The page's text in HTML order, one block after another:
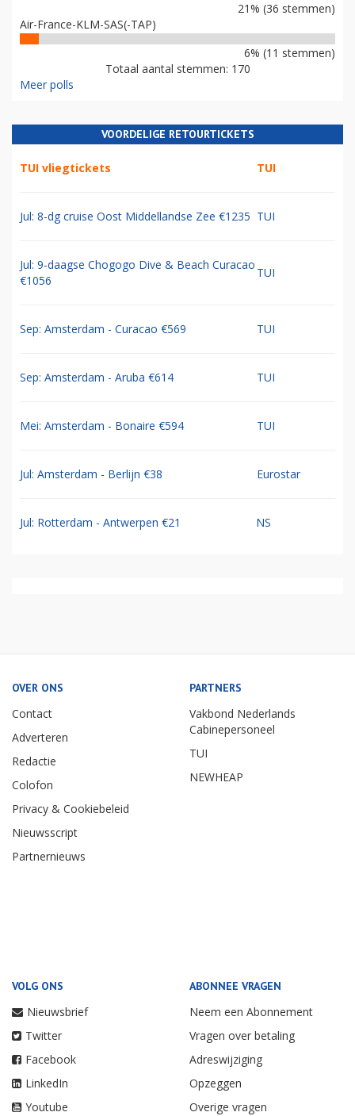
21% (36 stemmen)
Air-France-KLM-SAS(-TAP)
6% (11 stemmen)
Totaal aantal stemmen: 170
Meer polls
VOORDELIGE RETOURTICKETS
TUI vliegtickets TUI
Jul: 8-dg cruise Oost Middellandse Zee €1235 TUI
Jul: 9-daagse Chogogo Dive & Beach Curacao
€1056
TUI
Sep: Amsterdam - Curacao €569 TUI
Sep: Amsterdam - Aruba €614 TUI
Mei: Amsterdam - Bonaire €594 TUI
Jul: Amsterdam - Berlijn €38 Eurostar
Jul: Rotterdam - Antwerpen €21 NS
OVER ONS
Contact
Adverteren
Redactie
Colofon
Privacy & Cookiebeleid
Nieuwsscript
Partnernieuws
PARTNERS
Vakbond Nederlands
Cabinepersoneel
TUI
NEWHEAP
VOLG ONS
Nieuwsbrief
Twitter
Facebook
LinkedIn
Youtube
ABONNEE VRAGEN
Neem een Abonnement
Vragen over betaling
Adreswijziging
Opzeggen
Overige vragen